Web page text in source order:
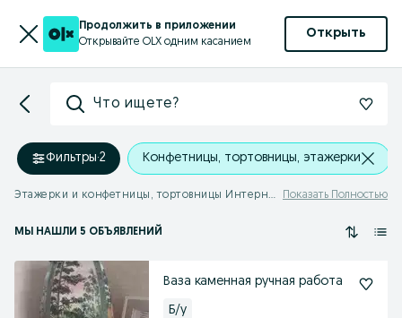
Продолжить в приложении
Открывайте OLX одним касанием
Открыть
Что ищете?
Фильтры·2 Конфетницы, тортовницы, этажерки
Этажерки и конфетницы, тортовницы Интернациональное Показать Полностью
МЫ НАШЛИ 5 ОБЪЯВЛЕНИЙ
Ваза каменная ручная работа
Б/у